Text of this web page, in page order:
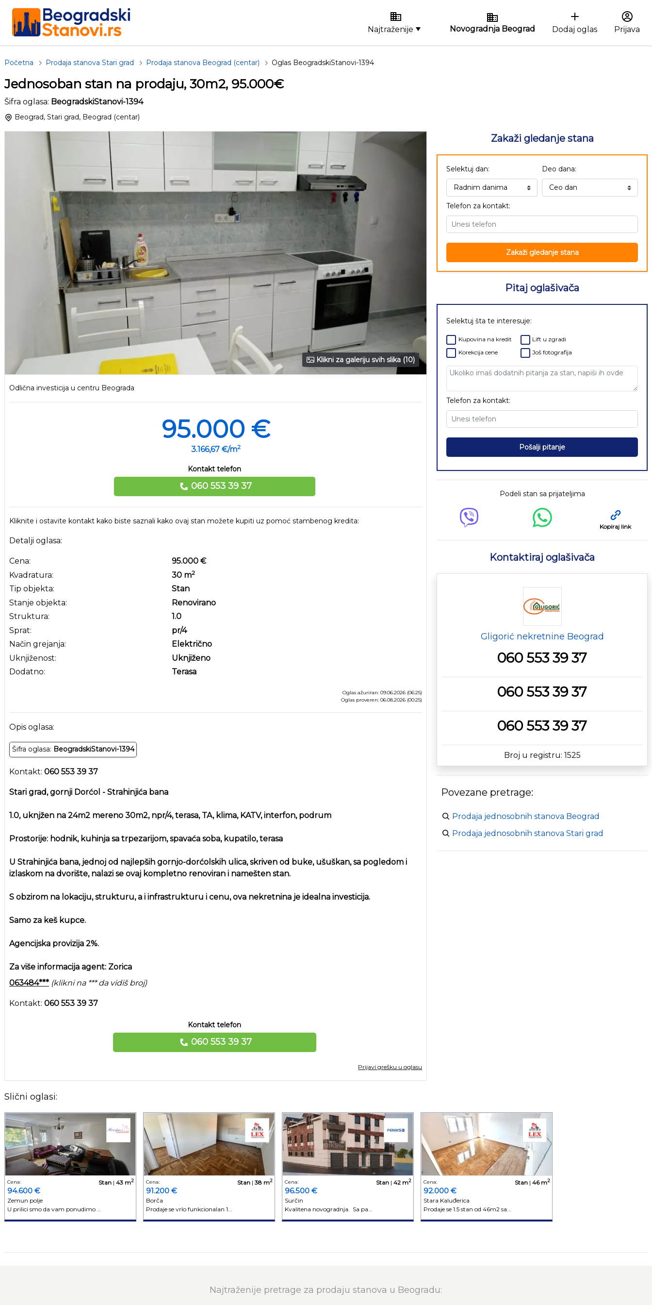
Najtraženije Novogradnja Beograd Dodaj oglas Prijava
Početna Prodaja stanova Stari grad Prodaja stanova Beograd (centar) Oglas BeogradskiStanovi-1394
Jednosoban stan na prodaju, 30m2, 95.000€
Šifra oglasa: BeogradskiStanovi-1394
Beograd, Stari grad, Beograd (centar)
Klikni za galeriju svih slika (10)
Odlična investicija u centru Beograda
95.000 €
3.166,67 €/m2
Kontakt telefon
060 553 39 37
Kliknite i ostavite kontakt kako biste saznali kako ovaj stan možete kupiti uz pomoć stambenog kredita:
Detalji oglasa:
Cena:
Kvadratura:
Tip objekta:
Stanje objekta:
Struktura:
Sprat:
Način grejanja:
Uknjiženost:
Dodatno:
95.000 €
30m2
Stan
Renovirano
1.0
pr/4
Električno
Uknjiženo
Terasa
Oglas ažuriran: 09.06.2026 (06:25)
Oglas proveren: 06.08.2026 (00:25)
Opis oglasa:
Šifra oglasa: BeogradskiStanovi-1394
Kontakt: 060 553 39 37
Stari grad, gornji Dorćol - Strahinjića bana
1.0, uknjžen na 24m2 mereno 30m2, npr/4, terasa, TA, klima, KATV, interfon, podrum
Prostorije: hodnik, kuhinja sa trpezarijom, spavaća soba, kupatilo, terasa
U Strahinjića bana, jednoj od najlepših gornjo-dorćolskih ulica, skriven od buke, ušuškan, sa pogledom i
izlaskom na dvorište, nalazi se ovaj kompletno renoviran i namešten stan.
S obzirom na lokaciju, strukturu, a i infrastrukturu i cenu, ova nekretnina je idealna investicija.
Samo za keš kupce.
Agencijska provizija 2%.
Za više informacija agent: Zorica
063484*** (klikni na *** da vidiš broj)
Kontakt: 060 553 39 37
Kontakt telefon
060 553 39 37
Prijavi grešku u oglasu
Zakaži gledanje stana
Selektuj dan: Deo dana:
Telefon za kontakt:
Zakaži gledanje stana
Pitaj oglašivača
Selektuj šta te interesuje:
Kupovina na kredit
Korekcija cene
Lift u zgradi
Još fotografija
Telefon za kontakt:
Pošalji pitanje
Podeli stan sa prijateljima
Kopiraj link
Kontaktiraj oglašivača
Gligorić nekretnine Beograd
060 553 39 37
060 553 39 37
060 553 39 37
Broj u registru: 1525
Povezane pretrage:
Prodaja jednosobnih stanova Beograd
Prodaja jednosobnih stanova Stari grad
Slični oglasi:
Cena:
94.600 €
Stan| 43 m2
Zemun polje
U prilici smo da vam ponudimo ...
Cena:
91.200 €
Stan|38 m2
Borča
Prodaje se vrlo funkcionalan 1...
Cena:
96.500 €
Stan| 42 m2
Surčin
Kvalitena novogradnja. Sa pa...
Cena:
92.000 €
Stan| 46 m2
Stara Kaluđerica
Prodaje se 1.5 stan od 46m2 sa...
Najtraženije pretrage za prodaju stanova u Beogradu: